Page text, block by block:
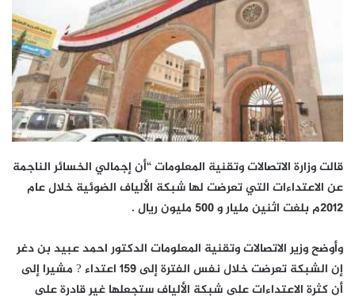
قالت وزارة الاتصالات وتقنية المعلومات “أن إجمالي الخسائر الناجمة
عن الاعتداءات التي تعرضت لها شبكة الألياف الضوئية خلال عام
2012م بلغت اثنين مليار و 500 مليون ريال .
وأوضح وزير الاتصالات وتقنية المعلومات الدكتور احمد عبيد بن دغر
إن الشبكة تعرضت خلال نفس الفترة إلى 159 اعتداء ? مشيرا إلى
أن كثرة الاعتداءات على شبكة الألياف ستجعلها غير قادرة على